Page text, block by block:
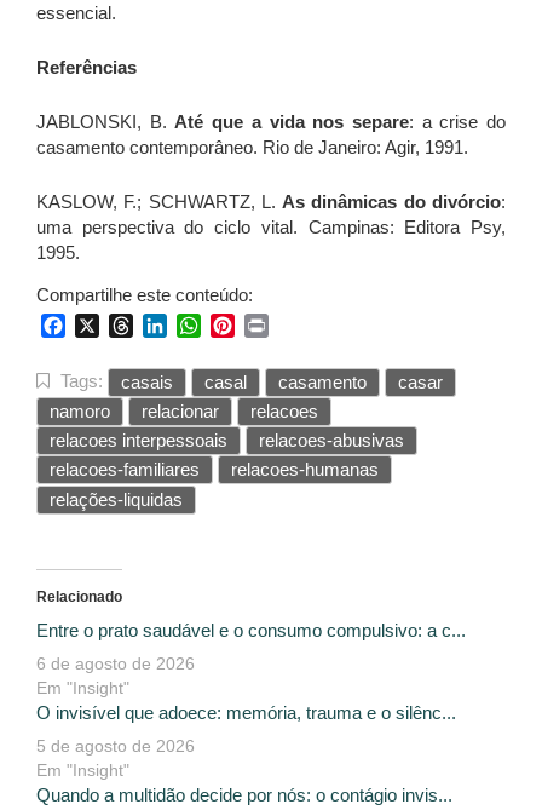
essencial.
Referências
JABLONSKI, B.Até que a vida nos separe: a crise do
casamento contemporâneo. Rio de Janeiro: Agir, 1991.
KASLOW, F.; SCHWARTZ, L.As dinâmicas do divórcio:
uma perspectiva do ciclo vital. Campinas: Editora Psy,
1995.
Compartilhe este conteúdo:
FacebookThreadsLinkedInWhatsApp
Pinterest
Tags: casais casal casamento
casar
namoro
relacionar
relacoes
relacoes interpessoais
relacoes-abusivas
relacoes-familiares
relacoes-humanas
relações-liquidas
Relacionado
Entre o prato saudável e o consumo compulsivo: a c...
6 de agosto de 2026
Em "Insight"
O invisível que adoece: memória, trauma e o silênc...
5 de agosto de 2026
Em "Insight"
Quando a multidão decide por nós: o contágio invis...